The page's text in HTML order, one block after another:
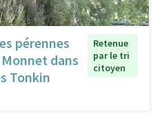
pérennes
dans
Tonkin
Retenue
par le tri
citoyen